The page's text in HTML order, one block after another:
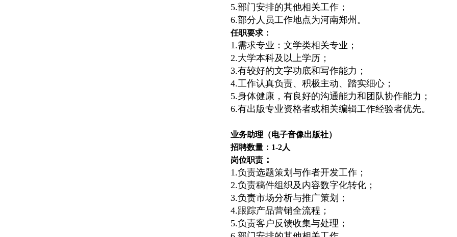
5.部门安排的其他相关工作；
6.部分人员工作地点为河南郑州。
任职要求：
1.需求专业：文学类相关专业；
2.大学本科及以上学历；
3.有较好的文字功底和写作能力；
4.工作认真负责、积极主动、踏实细心；
5.身体健康，有良好的沟通能力和团队协作能力；
6.有出版专业资格者或相关编辑工作经验者优先。
业务助理 （电子音像出版社）
招聘数量：1-2人
岗位职责 ：
1.负责选题策划与作者开发工作；
2.负责稿件组织及内容数字化转化；
3.负责市场分析与推广策划；
4.跟踪产品营销全流程；
5.负责客户反馈收集与处理；